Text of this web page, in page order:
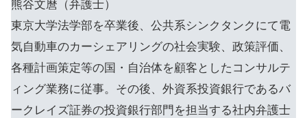
熊谷文麿（弁護士）
東京大学法学部を卒業後、公共系シンクタンクにて電
気自動車のカーシェアリングの社会実験、政策評価、
各種計画策定等の国・自治体を顧客としたコンサルテ
ィング業務に従事。その後、外資系投資銀行であるバ
ークレイズ証券の投資銀行部門を担当する社内弁護士